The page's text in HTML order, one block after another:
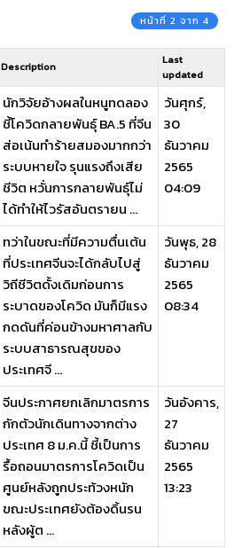
หน้าที่ 2 จาก 4
Description
Last
updated
นักวิจัยอ้างผลในหนูทดลอง
ชี้โควิดกลายพันธุ์ BA.5 ที่จีน
ส่อเน้นทำร้ายสมองมากกว่า
ระบบหายใจ รุนแรงถึงเสีย
ชีวิต หวั่นการกลายพันธุ์ไม่
ได้ทำให้ไวรัสอันตรายน ...
วันศุกร์,
30
ธันวาคม
2565
04:09
ทว่าในขณะที่มีความตื่นเต้น
ที่ประเทศจีนจะได้กลับไปสู่
วิถีชีวิตดั้งเดิมก่อนการ
ระบาดของโควิด มันก็มีแรง
กดดันที่ค่อนข้างมหาศาลกับ
ระบบสาธารณสุขของ
ประเทศจี ...
วันพุธ, 28
ธันวาคม
2565
08:34
จีนประกาศยกเลิกมาตรการ
กักตัวนักเดินทางจากต่าง
ประเทศ 8 ม.ค.นี้ ชี้เป็นการ
รื้อถอนมาตรการโควิดเป็น
ศูนย์หลังถูกประท้วงหนัก
ขณะประเทศยังต้องดิ้นรน
หลังผู้ต ...
วันอังคาร,
27
ธันวาคม
2565
13:23